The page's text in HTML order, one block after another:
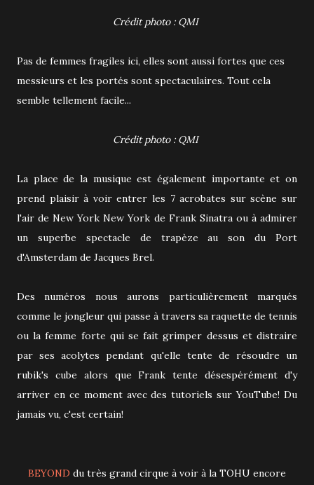
Crédit photo : QMI
Pas de femmes fragiles ici, elles sont aussi fortes que ces
messieurs et les portés sont spectaculaires. Tout cela
semble tellement facile...
Crédit photo : QMI
La place de la musique est également importante et on
prend plaisir à voir entrer les 7 acrobates sur scène sur
l'air de New York New York de Frank Sinatra ou à admirer
un superbe spectacle de trapèze au son du Port
d'Amsterdam de Jacques Brel.
Des numéros nous aurons particulièrement marqués
comme le jongleur qui passe à travers sa raquette de tennis
ou la femme forte qui se fait grimper dessus et distraire
par ses acolytes pendant qu'elle tente de résoudre un
rubik's cube alors que Frank tente désespérément d'y
arriver en ce moment avec des tutoriels sur YouTube! Du
jamais vu, c'est certain!
BEYOND du très grand cirque à voir à la TOHU encore